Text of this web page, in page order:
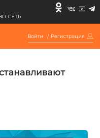
СЕТЬ
Войти / Регистрация